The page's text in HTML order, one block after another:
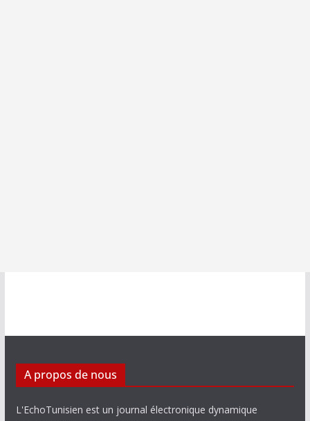
A propos de nous
L'EchoTunisien est un journal électronique dynamique